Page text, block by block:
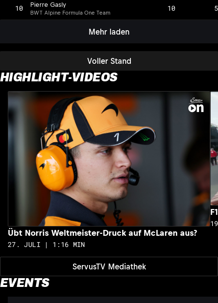
Voller Stand
10 Pierre Gasly
BWT Alpine Formula One Team 10
Mehr laden
HIGHLIGHT-VIDEOS
ServusTV Mediathek
Übt Norris Weltmeister-Druck auf McLaren aus?
27. JULI | 1:16 MIN
EVENTS